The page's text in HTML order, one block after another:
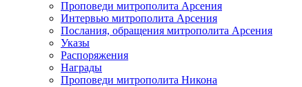
Проповеди митрополита Арсения
Интервью митрополита Арсения
Послания, обращения митрополита Арсения
Указы
Распоряжения
Награды
Проповеди митрополита Никона